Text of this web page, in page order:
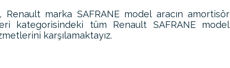
Renault marka SAFRANE model aracın amortisör
kategorisindeki tüm Renault SAFRANE model
karşılamaktayız.